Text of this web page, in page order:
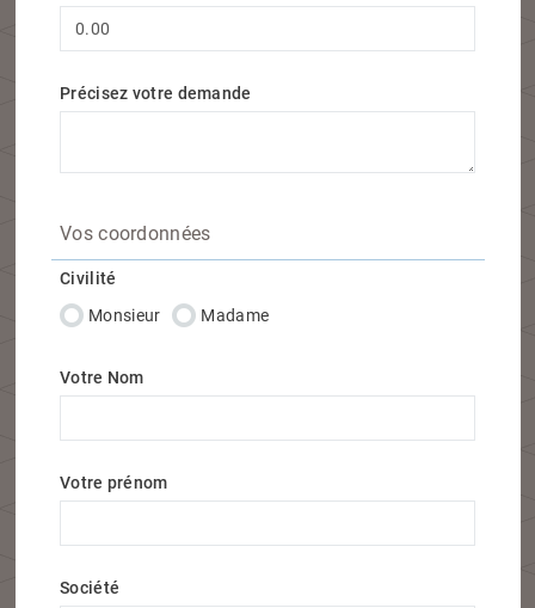
Précisez votre demande
Vos coordonnées
Civilité
Monsieur
Madame
Votre Nom
Votre prénom
Société